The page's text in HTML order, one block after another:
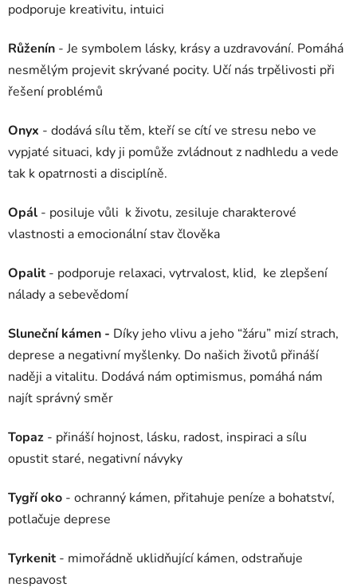
podporuje kreativitu, intuici
Růženín - Je symbolem lásky, krásy a uzdravování. Pomáhá
nesmělým projevit skrývané pocity. Učí nás trpělivosti při
řešení problémů
Onyx - dodává sílu těm, kteří se cítí ve stresu nebo ve
vypjaté situaci, kdy ji pomůže zvládnout z nadhledu a vede
tak k opatrnosti a disciplíně.
Opál - posiluje vůli k životu, zesiluje charakterové
vlastnosti a emocionální stav člověka
Opalit- podporuje relaxaci, vytrvalost, klid, ke zlepšení
nálady a sebevědomí
Sluneční kámen - Díky jeho vlivu a jeho “žáru” mizí strach,
deprese a negativní myšlenky. Do našich životů přináší
naději a vitalitu. Dodává nám optimismus, pomáhá nám
najít správný směr
Topaz - přináší hojnost, lásku, radost, inspiraci a sílu
opustit staré, negativní návyky
Tygří oko - ochranný kámen, přitahuje peníze a bohatství,
potlačuje deprese
Tyrkenit- mimořádně uklidňující kámen, odstraňuje
nespavost